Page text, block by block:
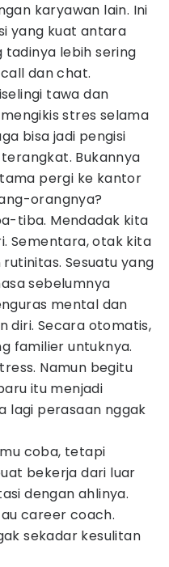
karyawan lain. Ini
yang kuat antara
tadinya lebih sering
dan chat.
tawa dan
stres selama
bisa jadi pengisi
Bukannya
pergi ke kantor
orangnya?
tiba. Mendadak kita
Sementara, otak kita
Sesuatu yang
sebelumnya
mental dan
diri. Secara otomatis,
familier untuknya.
Namun begitu
itu menjadi
lagi perasaan nggak
coba, tetapi
bekerja dari luar
dengan ahlinya.
career coach.
sekadar kesulitan